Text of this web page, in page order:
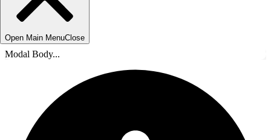
Open Main MenuClose
Modal Body...